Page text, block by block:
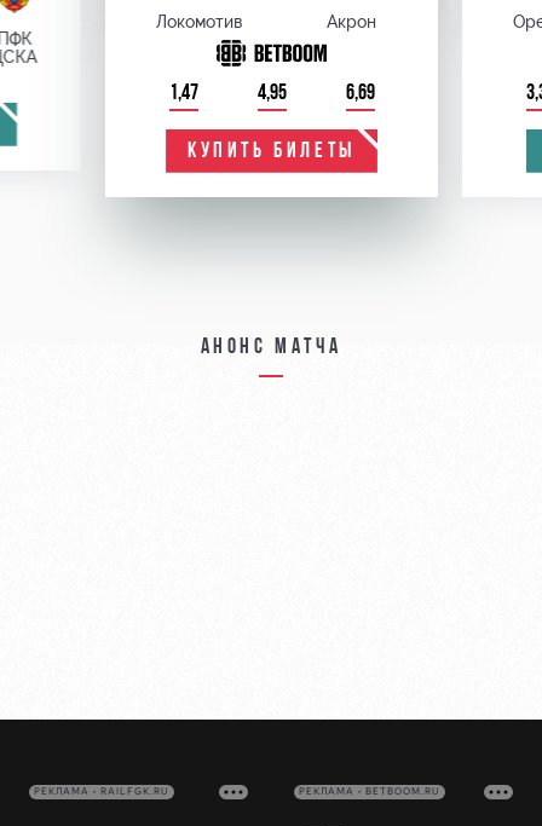
Локомотив Акрон
1,47 4,95 6,69
КУПИТЬ БИЛЕТЫ
Анонс матча
РЕКЛАМА • RAILFGK.RU РЕКЛАМА • BETBOOM.RU